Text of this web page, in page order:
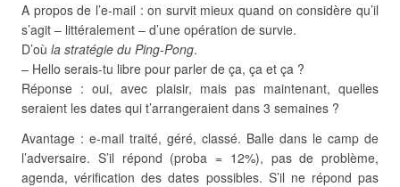
A propos de l’e-mail : on survit mieux quand on considère qu’il
s’agit – littéralement – d’une opération de survie.
D’où la stratégie du Ping-Pong.
– Hello serais-tu libre pour parler de ça, ça et ça ?
Réponse : oui, avec plaisir, mais pas maintenant, quelles
seraient les dates qui t’arrangeraient dans 3 semaines ?
Avantage : e-mail traité, géré, classé. Balle dans le camp de
l’adversaire. S’il répond (proba = 12%), pas de problème,
agenda, vérification des dates possibles. S’il ne répond pas